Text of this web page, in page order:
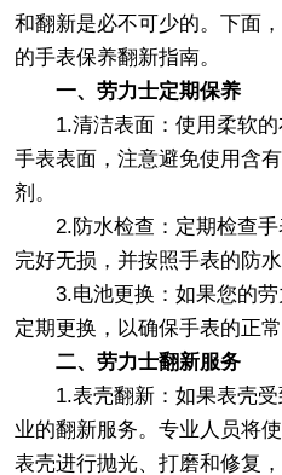
和翻新是必不可少的。下面
的手表保养翻新指南。
一、劳力士定期保养
1.清洁表面：使用柔软的
手表表面，注意避免使用含
剂。
2.防水检查：定期检查手
完好无损，并按照手表的防水
3.电池更换：如果您的劳
定期更换，以确保手表的正常
二、劳力士翻新服务
1.表壳翻新：如果表壳受
业的翻新服务。专业人员将
表壳进行抛光、打磨和修复